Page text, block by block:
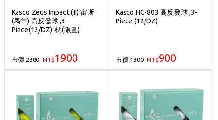
Kasco Zeus Impact (III) 宙斯
(馬年) 高反發球 ,3-
Piece(12/DZ) ,橘(限量)
市價 2380 NT$ 1900
Kasco HC-803 高反發球 ,3-
Piece (12/DZ)
市價 1300 NT$900